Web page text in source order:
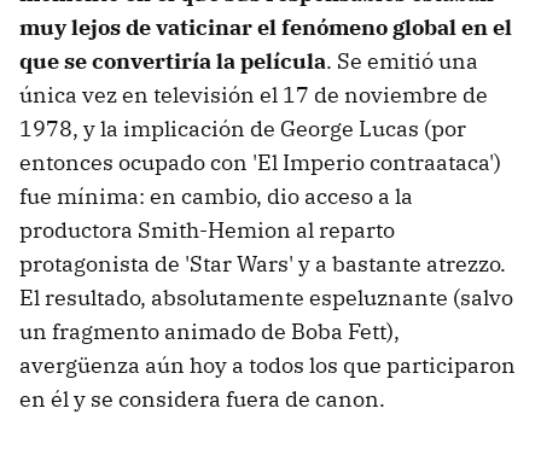
muy lejos de vaticinar el fenómeno global en el
que se convertiría la película. Se emitió una
única vez en televisión el 17 de noviembre de
1978, y la implicación de George Lucas (por
entonces ocupado con 'El Imperio contraataca')
fue mínima: en cambio, dio acceso a la
productora Smith-Hemion al reparto
protagonista de 'Star Wars' y a bastante atrezzo.
El resultado, absolutamente espeluznante (salvo
un fragmento animado de Boba Fett),
avergüenza aún hoy a todos los que participaron
en él y se considera fuera de canon.